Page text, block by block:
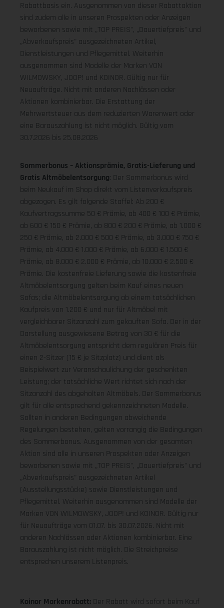
Rabattbasis ein. Ausgenommen von dieser Rabattaktion
sind zudem alle in unseren Prospekten oder Anzeigen
beworbenen sowie mit „TOP PREIS", „Dauertiefpreis" und
„Abverkaufspreis" ausgezeichneten Artikel,
Dienstleistungen und Pflegemittel. Weiterhin
ausgenommen sind Modelle der Marken VON
WILMOWSKY, JOOP! und KOINOR. Gültig nur für
Neuaufträge. Nicht mit anderen Nachlässen oder
Aktionen kombinierbar. Die Erstattung der
Mehrwertsteuer aus dem reduzierten Warenwert oder
eine Barauszahlung ist nicht möglich. Gültig vom
30.7.2026 bis 25.08.2026
Sommerbonus – Aktionsprämie, Gratis-Lieferung und
Gratis Altmöbelentsorgung: Der Sommerbonus wird
beim Neukauf im Shop direkt vom Listenverkaufspreis
abgezogen. Es gilt folgende Staffel: Ab 200 €
Kaufvertragssumme 50 € Prämie, ab 400 € 100 € Prämie,
ab 600 € 150 € Prämie, ab 800 € 200 € Prämie, ab 1.000 €
250 € Prämie, ab 2.000 € 500 € Prämie, ab 3.000 € 750 €
Prämie, ab 4.000 € 1.000 € Prämie, ab 6.000 € 1.500 €
Prämie, ab 8.000 € 2.000 € Prämie, ab 10.000 € 2.500 €
Prämie. Die kostenfreie Lieferung sowie die kostenfreie
Altmöbelentsorgung gelten beim Kauf eines neuen
Sofas; die Altmöbelentsorgung ab einem tatsächlichen
Kaufpreis von 1.200 € und nur für Altmöbel mit
vergleichbarer Sitzanzahl zum gekauften Sofa. Der in der
Darstellung ausgewiesene Betrag von 30 € für die
Altmöbelentsorgung entspricht dem regulären Preis für
einen 2-Sitzer (15 € je Sitzplatz) und dient als
Beispielwert zur Veranschaulichung der geschenkten
Leistung; der tatsächliche Wert richtet sich nach der
Sitzanzahl des abgeholten Altmöbels. Der Sommerbonus
gilt für alle entsprechend gekennzeichneten Modelle.
Sollten in anderen Bedingungen abweichende
Regelungen bestehen, gelten vorrangig die Bedingungen
des Sommerbonus. Ausgenommen von der gesamten
Aktion sind alle in unseren Prospekten oder Anzeigen
beworbenen sowie mit „TOP PREIS", „Dauertiefpreis" und
„Abverkaufspreis" ausgezeichneten Artikel
(Ausstellungsstücke) sowie Dienstleistungen und
Pflegemittel. Weiterhin ausgenommen sind Modelle der
Marken VON WILMOWSKY, JOOP! und KOINOR. Gültig nur
für Neuaufträge vom 01.07. bis 30.07.2026. Nicht mit
anderen Nachlässen oder Aktionen kombinierbar. Eine
Barauszahlung ist nicht möglich. Die Streichpreise
entsprechen unserem Listenpreis.
Koinor Markenrabatt: Der Rabatt wird sofort beim Kauf